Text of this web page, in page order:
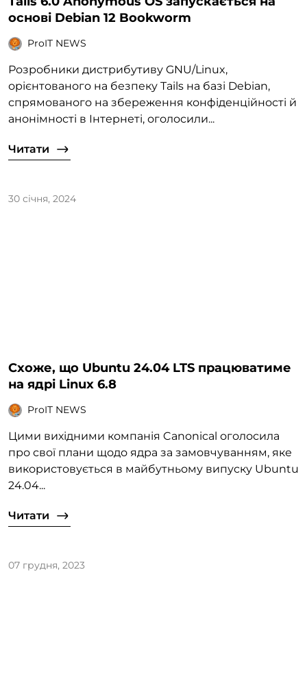
основі Debian 12 Bookworm
ProIT NEWS
Розробники дистрибутиву GNU/Linux,
орієнтованого на безпеку Tails на базі Debian,
спрямованого на збереження конфіденційності й
анонімності в Інтернеті, оголосили...
Читати
30 січня, 2024
Схоже, що Ubuntu 24.04 LTS працюватиме
на ядрі Linux 6.8
ProIT NEWS
Цими вихідними компанія Canonical оголосила
про свої плани щодо ядра за замовчуванням, яке
використовується в майбутньому випуску Ubuntu
24.04...
Читати
07 грудня, 2023